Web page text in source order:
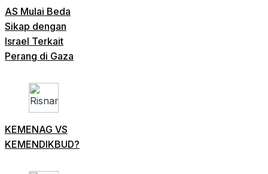
AS Mulai Beda
Sikap dengan
Israel Terkait
Perang di Gaza
KEMENAG VS
KEMENDIKBUD?